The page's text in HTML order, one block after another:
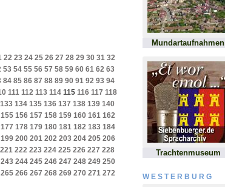
22 23 24 25 26 27 28 29 30 31 32
53 54 55 56 57 58 59 60 61 62 63
84 85 86 87 88 89 90 91 92 93 94
111 112 113 114 115 116 117 118
133 134 135 136 137 138 139 140
155 156 157 158 159 160 161 162
177 178 179 180 181 182 183 184
199 200 201 202 203 204 205 206
221 222 223 224 225 226 227 228
243 244 245 246 247 248 249 250
265 266 267 268 269 270 271 272
Mundartaufnahmen
Trachtenmuseum
WESTERBURG